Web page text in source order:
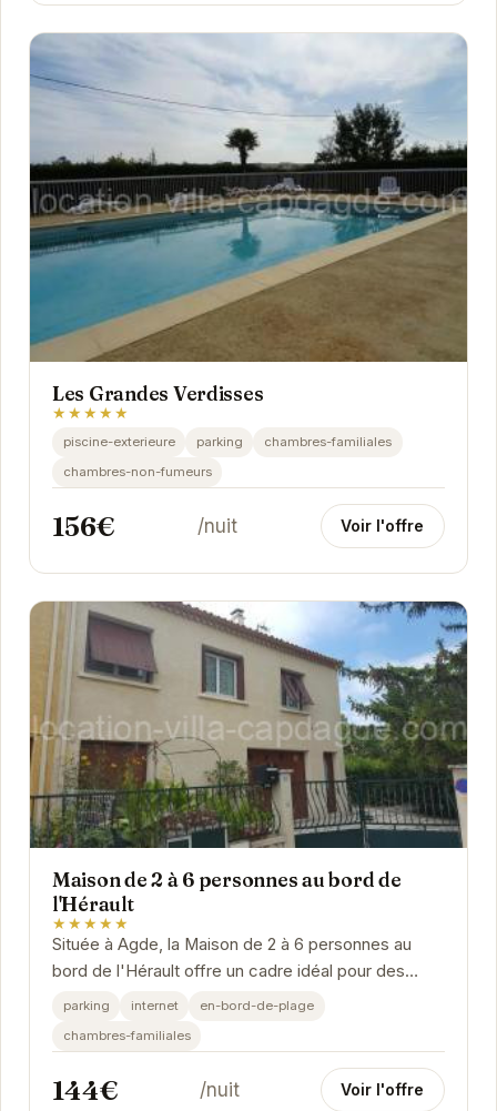
Les Grandes Verdisses
★★★★★
piscine-exterieure parking
chambres-familiales
chambres-non-fumeurs
156€ /nuit Voir l'offre
Maison de 2 à 6 personnes au bord de
l'Hérault
★★★★★
Située à Agde, la Maison de 2 à 6 personnes au
bord de l'Hérault offre un cadre idéal pour des
vacances relaxantes. Avec sa proximité avec la...
parking internet
en-bord-de-plage
chambres-familiales
144€ /nuit Voir l'offre